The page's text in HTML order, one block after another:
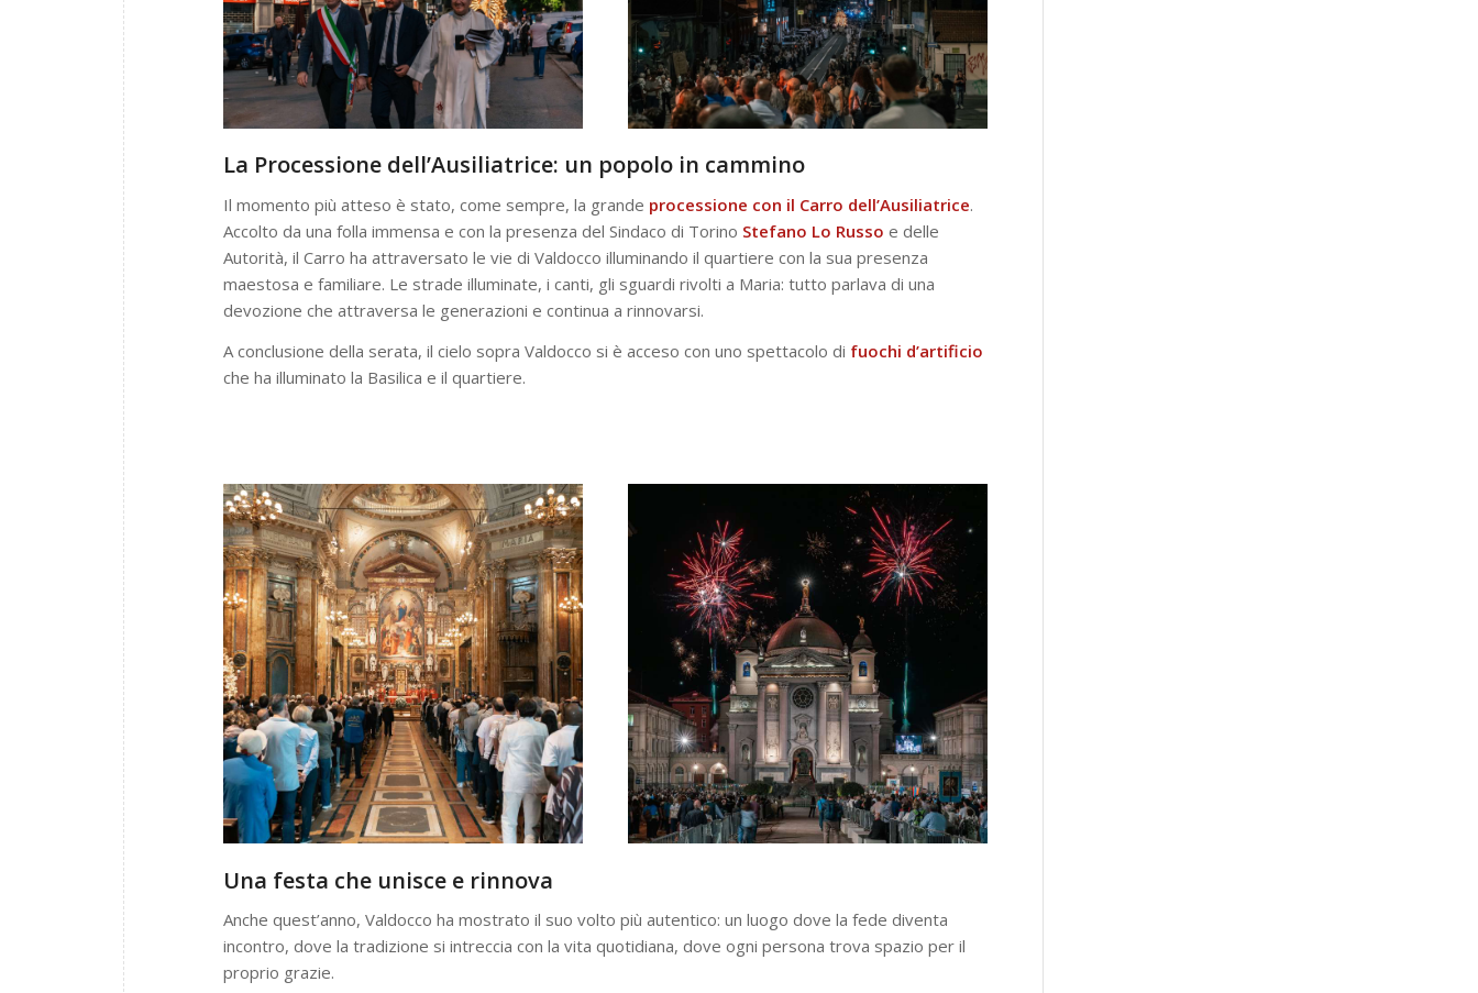
La Processione dell’Ausiliatrice: un popolo in cammino
Il momento più atteso è stato, come sempre, la grande processione con il Carro dell’Ausiliatrice.
Accolto da una folla immensa e con la presenza del Sindaco di Torino Stefano Lo Russo e delle
Autorità, il Carro ha attraversato le vie di Valdocco illuminando il quartiere con la sua presenza
maestosa e familiare. Le strade illuminate, i canti, gli sguardi rivolti a Maria: tutto parlava di una
devozione che attraversa le generazioni e continua a rinnovarsi.
A conclusione della serata, il cielo sopra Valdocco si è acceso con uno spettacolo di fuochi d’artificio
che ha illuminato la Basilica e il quartiere.
Una festa che unisce e rinnova
Anche quest’anno, Valdocco ha mostrato il suo volto più autentico: un luogo dove la fede diventa
incontro, dove la tradizione si intreccia con la vita quotidiana, dove ogni persona trova spazio per il
proprio grazie.